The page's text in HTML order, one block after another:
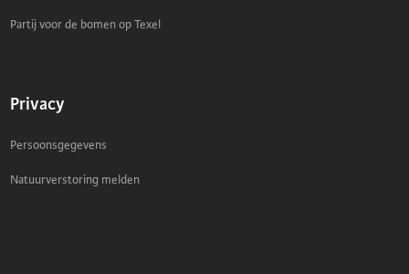
Partij voor de bomen op Texel
Privacy
Persoonsgegevens
Natuurverstoring melden